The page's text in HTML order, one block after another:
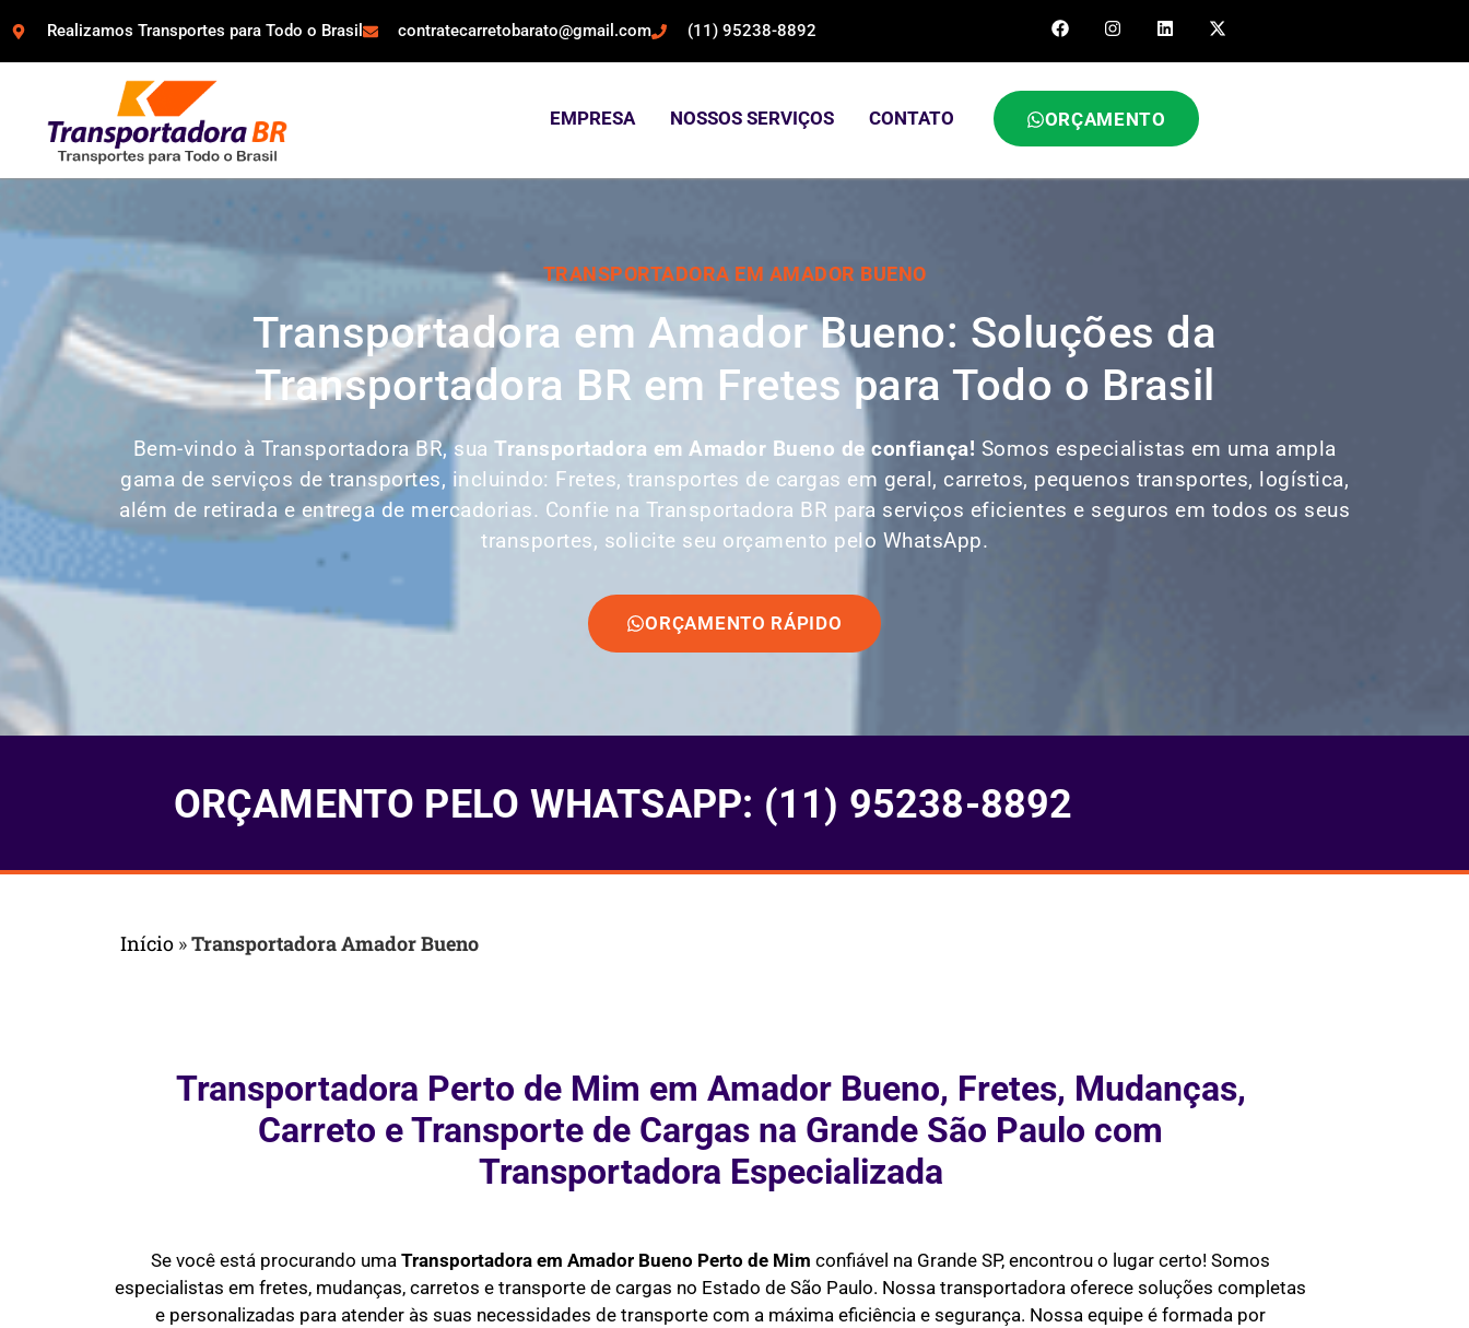
Realizamos Transportes para Todo o Brasil contratecarretobarato@gmail.com (11) 95238-8892
EMPRESA NOSSOS SERVIÇOS CONTATO ORÇAMENTO
TRANSPORTADORA EM AMADOR BUENO
Transportadora em Amador Bueno: Soluções da
Transportadora BR em Fretes para Todo o Brasil
Bem-vindo à Transportadora BR, sua Transportadora em Amador Bueno de confiança! Somos especialistas em uma ampla
gama de serviços de transportes, incluindo: Fretes, transportes de cargas em geral, carretos, pequenos transportes, logística,
além de retirada e entrega de mercadorias. Confie na Transportadora BR para serviços eficientes e seguros em todos os seus
transportes, solicite seu orçamento pelo WhatsApp.
ORÇAMENTO RÁPIDO
ORÇAMENTO PELO WHATSAPP: (11) 95238-8892
Início »Transportadora Amador Bueno
Transportadora Perto de Mim em Amador Bueno, Fretes, Mudanças,
Carreto e Transporte de Cargas na Grande São Paulo com
Transportadora Especializada
Se você está procurando uma Transportadora em Amador Bueno Perto de Mim confiável na Grande SP, encontrou o lugar certo! Somos
especialistas em fretes, mudanças, carretos e transporte de cargas no Estado de São Paulo. Nossa transportadora oferece soluções completas
e personalizadas para atender às suas necessidades de transporte com a máxima eficiência e segurança. Nossa equipe é formada por